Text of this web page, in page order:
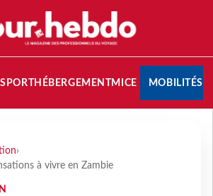
HÉBERGEMENTMICE MOBILITÉS
›
à vivre en Zambie